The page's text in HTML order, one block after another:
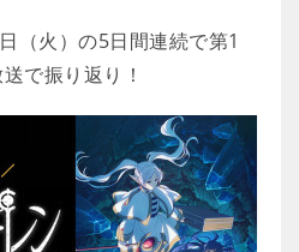
（火）の5日間連続で第1
で振り返り！